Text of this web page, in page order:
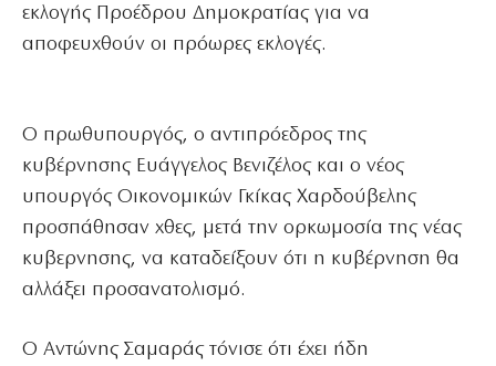
εκλογής Προέδρου Δημοκρατίας για να
αποφευχθούν οι πρόωρες εκλογές.
Ο πρωθυπουργός, ο αντιπρόεδρος της
κυβέρνησης Ευάγγελος Βενιζέλος και ο νέος
υπουργός Οικονομικών Γκίκας Χαρδούβελης
προσπάθησαν χθες, μετά την ορκωμοσία της νέας
κυβερνησης, να καταδείξουν ότι η κυβέρνηση θα
αλλάξει προσανατολισμό.
Ο Αντώνης Σαμαράς τόνισε ότι έχει ήδη